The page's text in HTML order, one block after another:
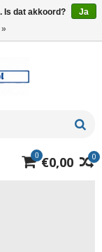
0
0 €0,00
Is dat akkoord?
Ja